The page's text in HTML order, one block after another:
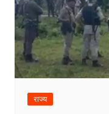
राज्य